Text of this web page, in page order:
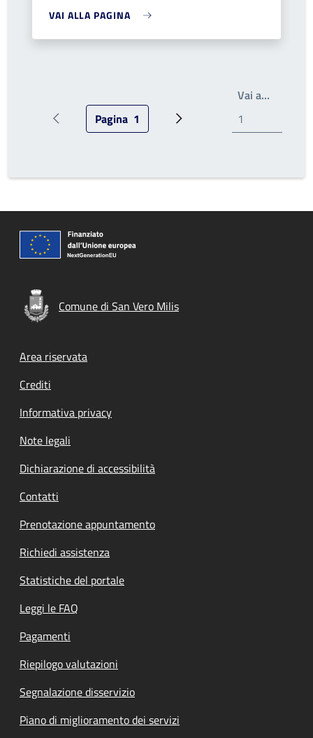
VAI ALLA PAGINA
Pagina precedentePagina attuale
Pagina 1 Pagina successiva
Vai a…
Comune di San Vero Milis
Footer menu
Area riservata
Crediti
Informativa privacy
Note legali
Dichiarazione di accessibilità
Contatti
Prenotazione appuntamento
Richiedi assistenza
Statistiche del portale
Leggi le FAQ
Pagamenti
Riepilogo valutazioni
Segnalazione disservizio
Piano di miglioramento dei servizi